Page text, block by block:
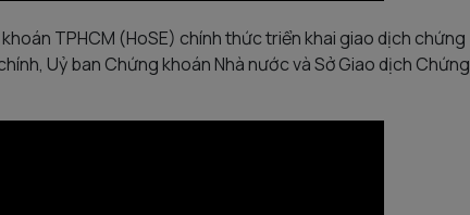
TPHCM (HoSE) chính thức triển khai giao dịch chứng
Uỷ ban Chứng khoán Nhà nước và Sở Giao dịch Chứng